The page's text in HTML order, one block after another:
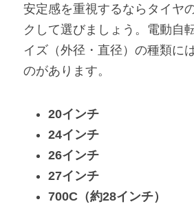
安定感を重視するならタイヤ
クして選びましょう。電動自
イズ（外径・直径）の種類に
のがあります。
20インチ
24インチ
26インチ
27インチ
700C（約28インチ）